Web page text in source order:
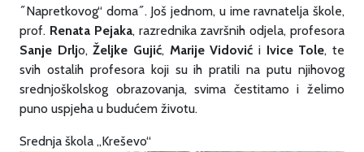
˝Napretkovog“ doma˝. Još jednom, u ime ravnatelja škole,
prof. Renata Pejaka, razrednika završnih odjela, profesora
Sanje Drljo,Željke Gujić, Marije Vidović i Ivice Tole, te
svih ostalih profesora koji su ih pratili na putu njihovog
srednjoškolskog obrazovanja, svima čestitamo i želimo
puno uspjeha u budućem životu.
Srednja škola „Kreševo“